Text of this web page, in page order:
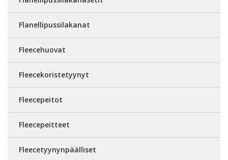
Flanellipussilakanat
Fleecehuovat
Fleecekoristetyynyt
Fleecepeitot
Fleecepeitteet
Fleecetyynynpäälliset